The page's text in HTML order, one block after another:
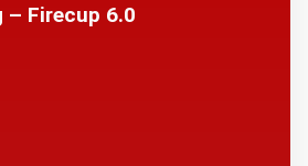
– Firecup 6.0